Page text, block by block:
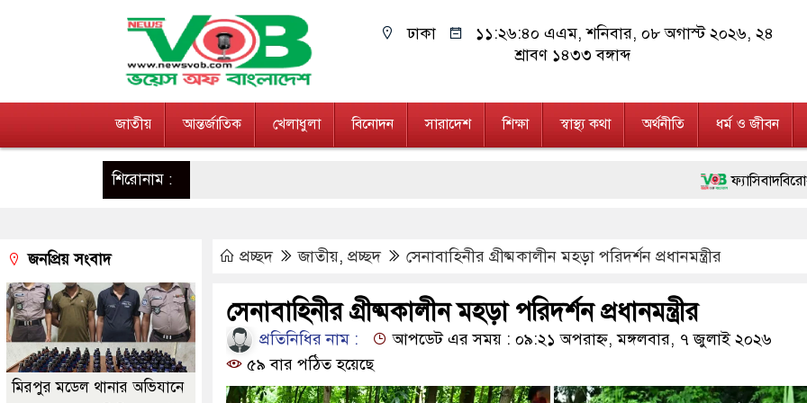
ঢাকা ১১:২৬:৪১ এএম, শনিবার, ০৮ অগাস্ট ২০২৬, ২৪
শ্রাবণ ১৪৩৩ বঙ্গাব্দ
জাতীয় আন্তর্জাতিক খেলাধুলা বিনোদন সারাদেশ শিক্ষা স্বাস্থ্য কথা অর্থনীতি ধর্ম ও জীবন
শিরোনাম : ফ্যাসিবাদবিরোধী আন্দোলনে
জনগণ পরিবর্তন চেয়েছে
২৮ লাখ টাকার জাল নোটসহ
নেতৃত্ব ও গণতন্ত্রের মূর্তমান
অবৈধ বিদেশি পিস্তল,
প্রচ্ছদ জাতীয়, প্রচ্ছদ সেনাবাহিনীর গ্রীষ্মকালীন মহড়া পরিদর্শন প্রধানমন্ত্রীর
সেনাবাহিনীর গ্রীষ্মকালীন মহড়া পরিদর্শন প্রধানমন্ত্রীর
প্রতিনিধির নাম :
আপডেট এর সময় : ০৯:২১ অপরাহ্ন, মঙ্গলবার, ৭ জুলাই ২০২৬
৫৯ বার পঠিত হয়েছে
জনপ্রিয় সংবাদ
মিরপুর মডেল থানার অভিযানে